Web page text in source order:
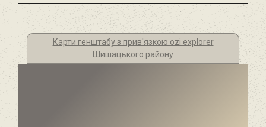
Карти генштабу з прив'язкою ozi explorer
Шишацького району